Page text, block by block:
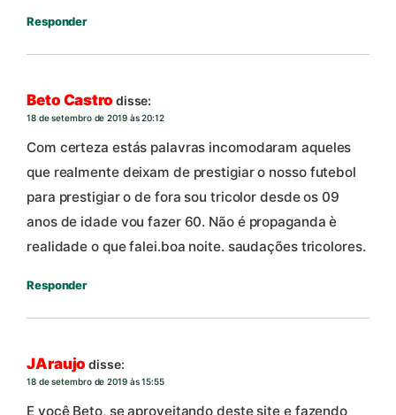
Responder
Beto Castro disse:
18 de setembro de 2019 às 20:12
Com certeza estás palavras incomodaram aqueles
que realmente deixam de prestigiar o nosso futebol
para prestigiar o de fora sou tricolor desde os 09
anos de idade vou fazer 60. Não é propaganda è
realidade o que falei.boa noite. saudações tricolores.
Responder
JAraujo disse:
18 de setembro de 2019 às 15:55
E você Beto, se aproveitando deste site e fazendo